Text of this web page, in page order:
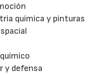
química y pinturas
y defensa